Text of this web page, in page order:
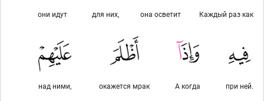
Каждый раз как
она осветит
для них,
они идут
при ней.
А когда
окажется мрак
над ними,